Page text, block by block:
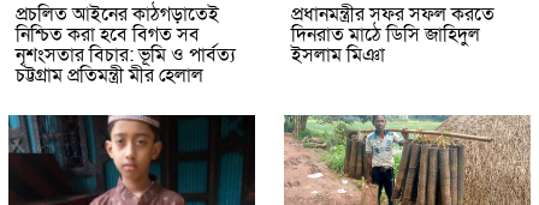
প্রচলিত আইনের কাঠগড়াতেই
নিশ্চিত করা হবে বিগত সব
নৃশংসতার বিচার: ভূমি ও পার্বত্য
চট্টগ্রাম প্রতিমন্ত্রী মীর হেলাল
প্রধানমন্ত্রীর সফর সফল করতে
দিনরাত মাঠে ডিসি জাহিদুল
ইসলাম মিঞা